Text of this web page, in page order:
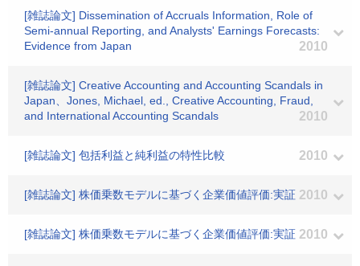
[雑誌論文] Dissemination of Accruals Information, Role of
Semi-annual Reporting, and Analysts' Earnings Forecasts:
Evidence from Japan
2010
[雑誌論文] Creative Accounting and Accounting Scandals in
Japan、Jones, Michael, ed., Creative Accounting, Fraud,
and International Accounting Scandals
2010
[雑誌論文] 包括利益と純利益の特性比較 2010
[雑誌論文] 株価乗数モデルに基づく企業価値評価:実証 2010
[雑誌論文] 株価乗数モデルに基づく企業価値評価:実証 2010